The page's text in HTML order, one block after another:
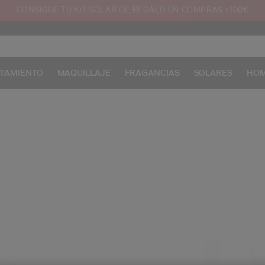
MAQUILLAJE FRAGANCIAS SOLARES